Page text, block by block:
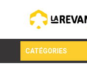
CATÉGORIES